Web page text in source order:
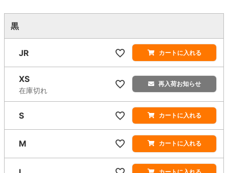
黒
JR カートに入れる
XS
在庫切れ
再入荷お知らせ
S カートに入れる
M カートに入れる